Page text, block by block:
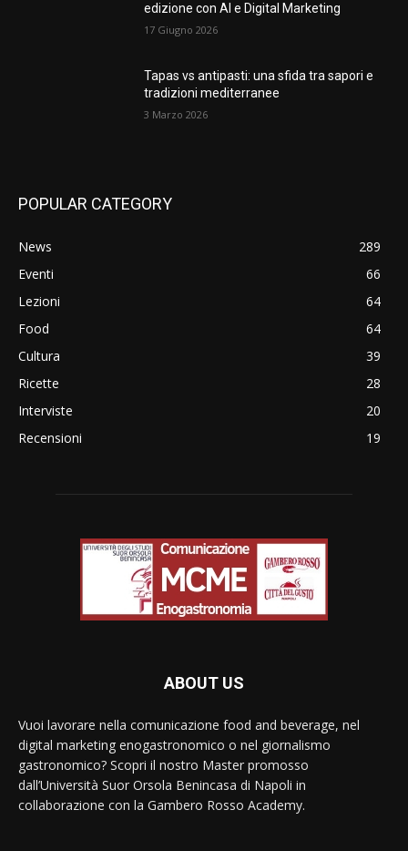
edizione con AI e Digital Marketing
17 Giugno 2026
Tapas vs antipasti: una sfida tra sapori e
tradizioni mediterranee
3 Marzo 2026
POPULAR CATEGORY
News
289
Eventi
66
Lezioni
64
Food
64
Cultura
39
Ricette
28
Interviste
20
Recensioni
19
ABOUT US
Vuoi lavorare nella comunicazione food and beverage, nel
digital marketing enogastronomico o nel giornalismo
gastronomico? Scopri il nostro Master promosso
dall’Università Suor Orsola Benincasa di Napoli in
collaborazione con la Gambero Rosso Academy.